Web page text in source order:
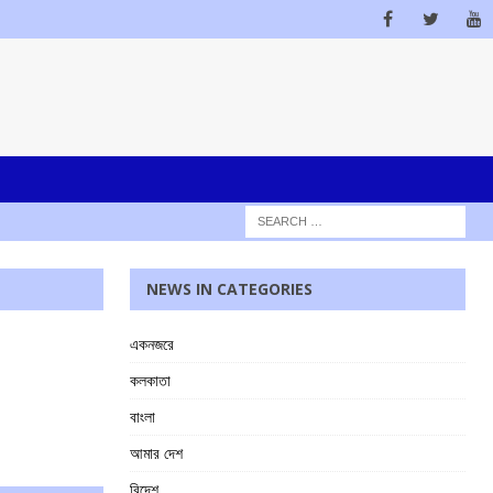
NEWS IN CATEGORIES
একনজরে
কলকাতা
বাংলা
আমার দেশ